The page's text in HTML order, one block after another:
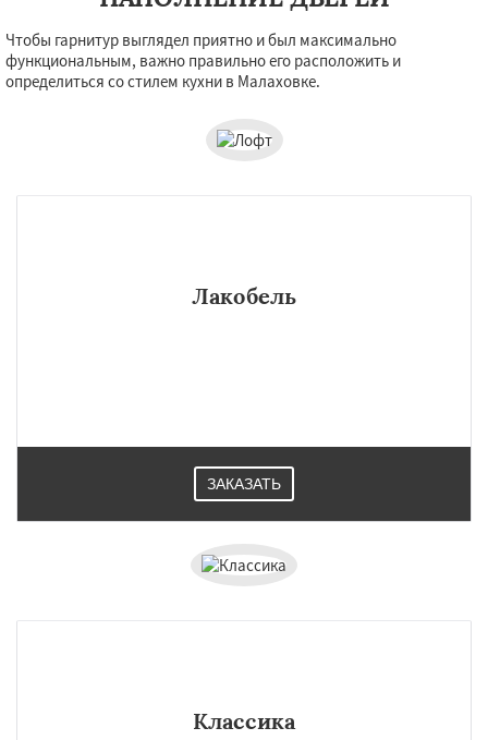
Чтобы гарнитур выглядел приятно и был максимально
функциональным, важно правильно его расположить и
определиться со стилем кухни в Малаховке.
Лакобель
ЗАКАЗАТЬ
Классика